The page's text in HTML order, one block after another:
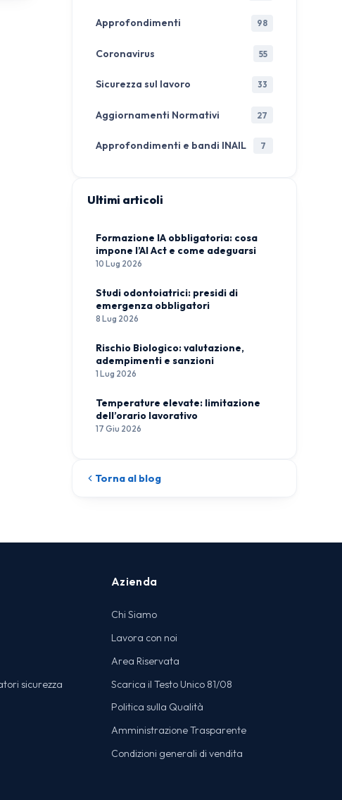
Approfondimenti 98
Coronavirus 55
Sicurezza sul lavoro 33
Aggiornamenti Normativi 27
Approfondimenti e bandi INAIL 7
Ultimi articoli
Formazione IA obbligatoria: cosa
impone l’AI Act e come adeguarsi
10 Lug 2026
Studi odontoiatrici: presidi di
emergenza obbligatori
8 Lug 2026
Rischio Biologico: valutazione,
adempimenti e sanzioni
1 Lug 2026
Temperature elevate: limitazione
dell’orario lavorativo
17 Giu 2026
Torna al blog
sicurezza
Azienda
Chi Siamo
Lavora con noi
Area Riservata
Scarica il Testo Unico 81/08
Politica sulla Qualità
Amministrazione Trasparente
Condizioni generali di vendita